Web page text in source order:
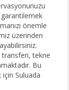
önemle
üzerinden
tekne
Bu
Suluada